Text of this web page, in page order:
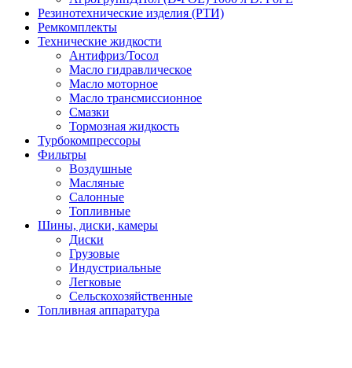
Резинотехнические изделия (РТИ)
Ремкомплекты
Технические жидкости
Антифриз/Тосол
Масло гидравлическое
Масло моторное
Масло трансмиссионное
Смазки
Тормозная жидкость
Турбокомпрессоры
Фильтры
Воздушные
Масляные
Салонные
Топливные
Шины, диски, камеры
Диски
Грузовые
Индустриальные
Легковые
Сельскохозяйственные
Топливная аппаратура